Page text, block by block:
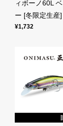
ィボーノ60L
ー [冬限定生産]
¥1,732